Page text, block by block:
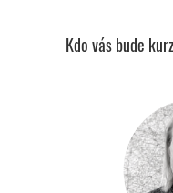
Kdo vás bude